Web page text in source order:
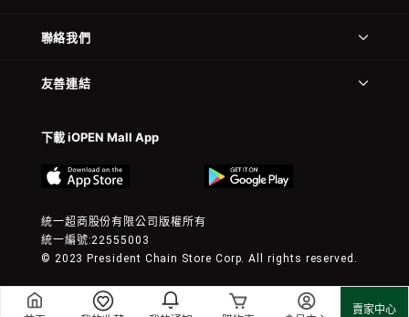
賣家中心
聯絡我們
友善連結
下載 iOPEN Mall App
統一超商股份有限公司版權所有
統一編號:22555003
© 2023 President Chain Store Corp. All rights reserved.